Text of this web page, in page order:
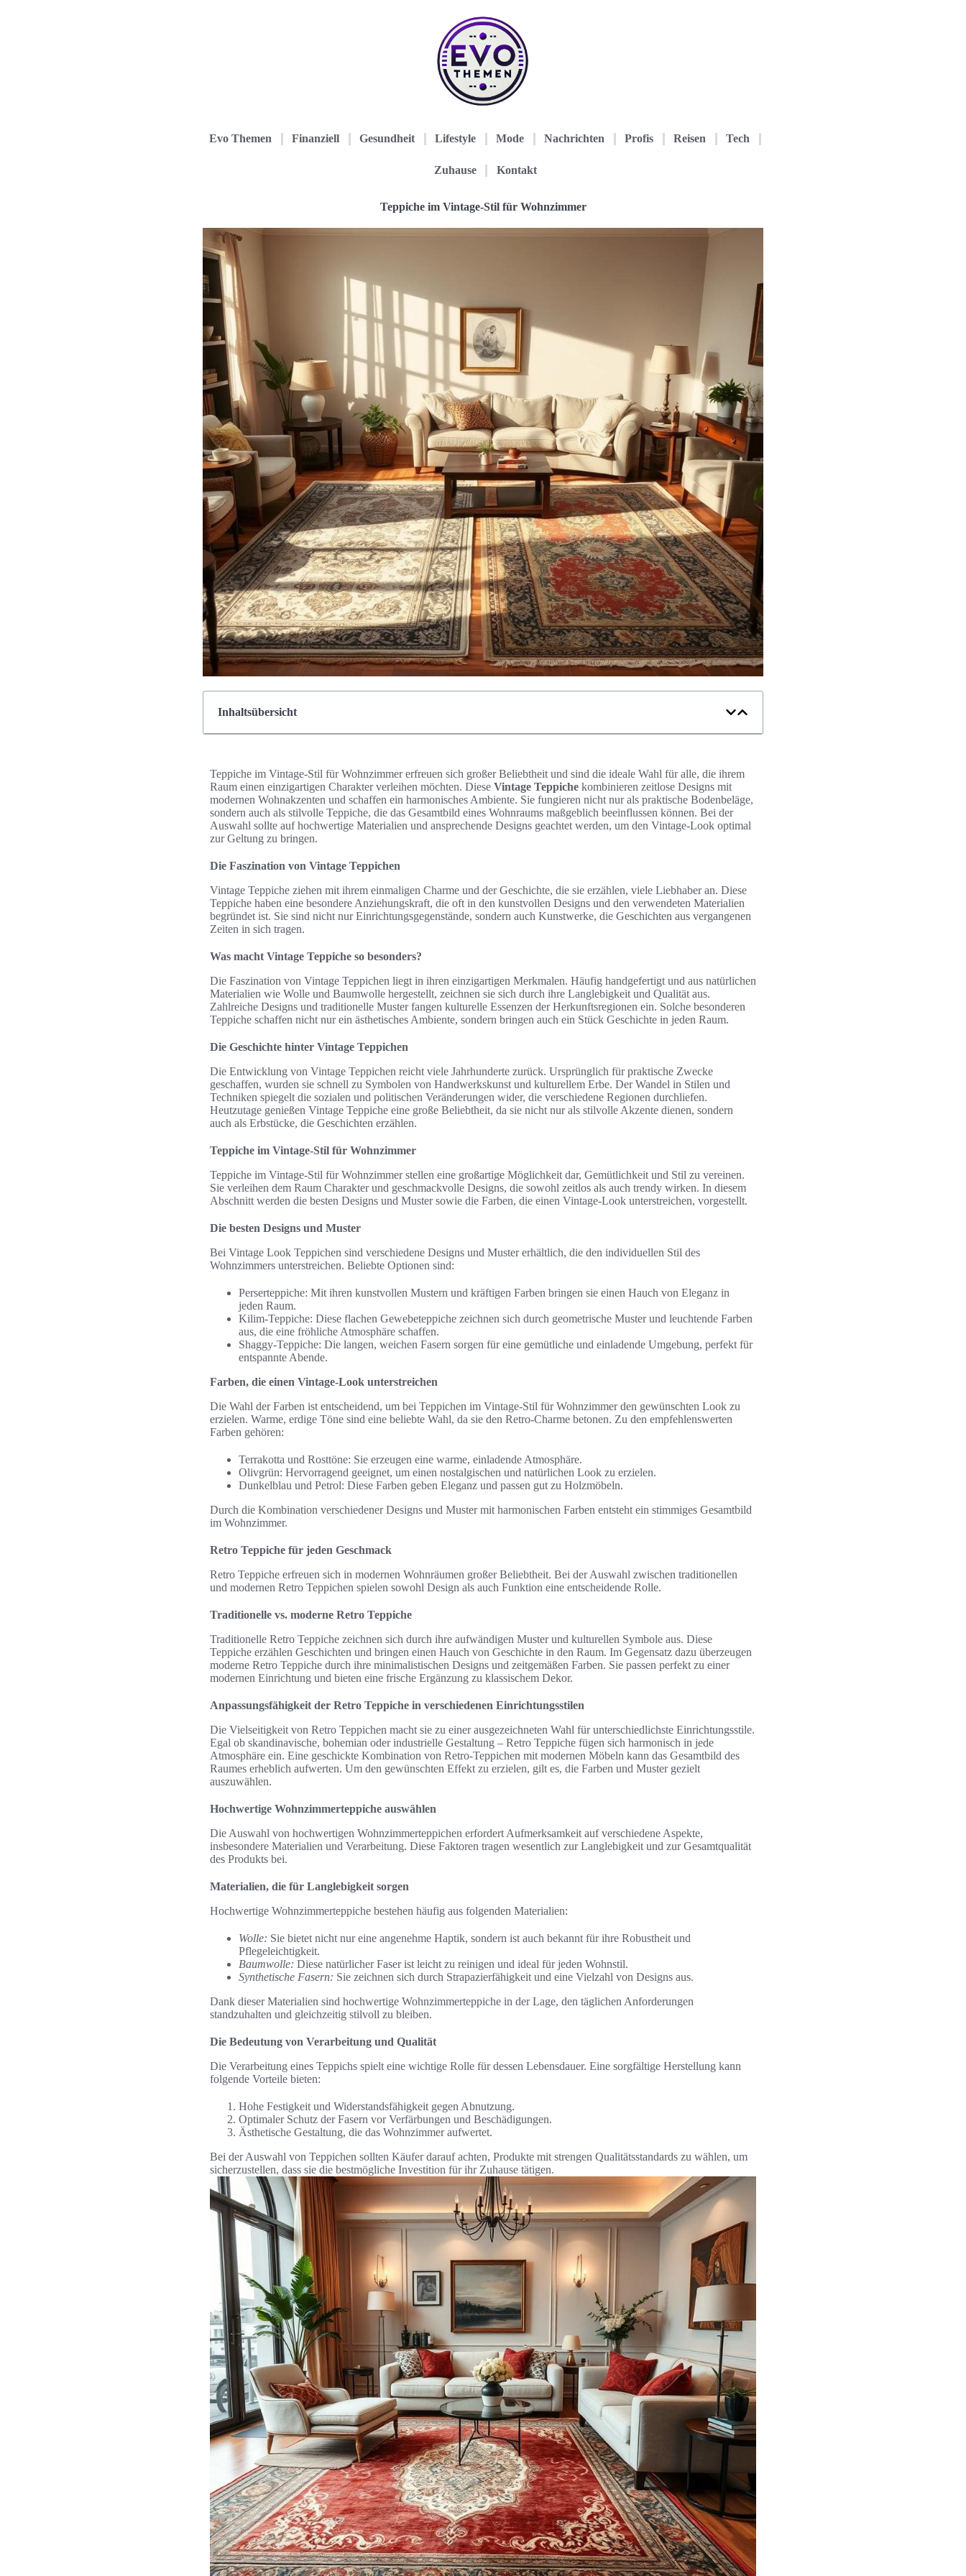
Evo Themen Finanziell Gesundheit Lifestyle Mode Nachrichten Profis Reisen Tech
Zuhause Kontakt
Teppiche im Vintage-Stil für Wohnzimmer
Inhaltsübersicht
Teppiche im Vintage-Stil für Wohnzimmer erfreuen sich großer Beliebtheit und sind die ideale Wahl für alle, die ihrem
Raum einen einzigartigen Charakter verleihen möchten. Diese Vintage Teppiche kombinieren zeitlose Designs mit
modernen Wohnakzenten und schaffen ein harmonisches Ambiente. Sie fungieren nicht nur als praktische Bodenbeläge,
sondern auch als stilvolle Teppiche, die das Gesamtbild eines Wohnraums maßgeblich beeinflussen können. Bei der
Auswahl sollte auf hochwertige Materialien und ansprechende Designs geachtet werden, um den Vintage-Look optimal
zur Geltung zu bringen.
Die Faszination von Vintage Teppichen
Vintage Teppiche ziehen mit ihrem einmaligen Charme und der Geschichte, die sie erzählen, viele Liebhaber an. Diese
Teppiche haben eine besondere Anziehungskraft, die oft in den kunstvollen Designs und den verwendeten Materialien
begründet ist. Sie sind nicht nur Einrichtungsgegenstände, sondern auch Kunstwerke, die Geschichten aus vergangenen
Zeiten in sich tragen.
Was macht Vintage Teppiche so besonders?
Die Faszination von Vintage Teppichen liegt in ihren einzigartigen Merkmalen. Häufig handgefertigt und aus natürlichen
Materialien wie Wolle und Baumwolle hergestellt, zeichnen sie sich durch ihre Langlebigkeit und Qualität aus.
Zahlreiche Designs und traditionelle Muster fangen kulturelle Essenzen der Herkunftsregionen ein. Solche besonderen
Teppiche schaffen nicht nur ein ästhetisches Ambiente, sondern bringen auch ein Stück Geschichte in jeden Raum.
Die Geschichte hinter Vintage Teppichen
Die Entwicklung von Vintage Teppichen reicht viele Jahrhunderte zurück. Ursprünglich für praktische Zwecke
geschaffen, wurden sie schnell zu Symbolen von Handwerkskunst und kulturellem Erbe. Der Wandel in Stilen und
Techniken spiegelt die sozialen und politischen Veränderungen wider, die verschiedene Regionen durchliefen.
Heutzutage genießen Vintage Teppiche eine große Beliebtheit, da sie nicht nur als stilvolle Akzente dienen, sondern
auch als Erbstücke, die Geschichten erzählen.
Teppiche im Vintage-Stil für Wohnzimmer
Teppiche im Vintage-Stil für Wohnzimmer stellen eine großartige Möglichkeit dar, Gemütlichkeit und Stil zu vereinen.
Sie verleihen dem Raum Charakter und geschmackvolle Designs, die sowohl zeitlos als auch trendy wirken. In diesem
Abschnitt werden die besten Designs und Muster sowie die Farben, die einen Vintage-Look unterstreichen, vorgestellt.
Die besten Designs und Muster
Bei Vintage Look Teppichen sind verschiedene Designs und Muster erhältlich, die den individuellen Stil des
Wohnzimmers unterstreichen. Beliebte Optionen sind:
Perserteppiche: Mit ihren kunstvollen Mustern und kräftigen Farben bringen sie einen Hauch von Eleganz in
jeden Raum.
Kilim-Teppiche: Diese flachen Gewebeteppiche zeichnen sich durch geometrische Muster und leuchtende Farben
aus, die eine fröhliche Atmosphäre schaffen.
Shaggy-Teppiche: Die langen, weichen Fasern sorgen für eine gemütliche und einladende Umgebung, perfekt für
entspannte Abende.
Farben, die einen Vintage-Look unterstreichen
Die Wahl der Farben ist entscheidend, um bei Teppichen im Vintage-Stil für Wohnzimmer den gewünschten Look zu
erzielen. Warme, erdige Töne sind eine beliebte Wahl, da sie den Retro-Charme betonen. Zu den empfehlenswerten
Farben gehören:
Terrakotta und Rosttöne: Sie erzeugen eine warme, einladende Atmosphäre.
Olivgrün: Hervorragend geeignet, um einen nostalgischen und natürlichen Look zu erzielen.
Dunkelblau und Petrol: Diese Farben geben Eleganz und passen gut zu Holzmöbeln.
Durch die Kombination verschiedener Designs und Muster mit harmonischen Farben entsteht ein stimmiges Gesamtbild
im Wohnzimmer.
Retro Teppiche für jeden Geschmack
Retro Teppiche erfreuen sich in modernen Wohnräumen großer Beliebtheit. Bei der Auswahl zwischen traditionellen
und modernen Retro Teppichen spielen sowohl Design als auch Funktion eine entscheidende Rolle.
Traditionelle vs. moderne Retro Teppiche
Traditionelle Retro Teppiche zeichnen sich durch ihre aufwändigen Muster und kulturellen Symbole aus. Diese
Teppiche erzählen Geschichten und bringen einen Hauch von Geschichte in den Raum. Im Gegensatz dazu überzeugen
moderne Retro Teppiche durch ihre minimalistischen Designs und zeitgemäßen Farben. Sie passen perfekt zu einer
modernen Einrichtung und bieten eine frische Ergänzung zu klassischem Dekor.
Anpassungsfähigkeit der Retro Teppiche in verschiedenen Einrichtungsstilen
Die Vielseitigkeit von Retro Teppichen macht sie zu einer ausgezeichneten Wahl für unterschiedlichste Einrichtungsstile.
Egal ob skandinavische, bohemian oder industrielle Gestaltung – Retro Teppiche fügen sich harmonisch in jede
Atmosphäre ein. Eine geschickte Kombination von Retro-Teppichen mit modernen Möbeln kann das Gesamtbild des
Raumes erheblich aufwerten. Um den gewünschten Effekt zu erzielen, gilt es, die Farben und Muster gezielt
auszuwählen.
Hochwertige Wohnzimmerteppiche auswählen
Die Auswahl von hochwertigen Wohnzimmerteppichen erfordert Aufmerksamkeit auf verschiedene Aspekte,
insbesondere Materialien und Verarbeitung. Diese Faktoren tragen wesentlich zur Langlebigkeit und zur Gesamtqualität
des Produkts bei.
Materialien, die für Langlebigkeit sorgen
Hochwertige Wohnzimmerteppiche bestehen häufig aus folgenden Materialien:
Wolle: Sie bietet nicht nur eine angenehme Haptik, sondern ist auch bekannt für ihre Robustheit und
Pflegeleichtigkeit.
Baumwolle: Diese natürlicher Faser ist leicht zu reinigen und ideal für jeden Wohnstil.
Synthetische Fasern: Sie zeichnen sich durch Strapazierfähigkeit und eine Vielzahl von Designs aus.
Dank dieser Materialien sind hochwertige Wohnzimmerteppiche in der Lage, den täglichen Anforderungen
standzuhalten und gleichzeitig stilvoll zu bleiben.
Die Bedeutung von Verarbeitung und Qualität
Die Verarbeitung eines Teppichs spielt eine wichtige Rolle für dessen Lebensdauer. Eine sorgfältige Herstellung kann
folgende Vorteile bieten:
Hohe Festigkeit und Widerstandsfähigkeit gegen Abnutzung.
Optimaler Schutz der Fasern vor Verfärbungen und Beschädigungen.
Ästhetische Gestaltung, die das Wohnzimmer aufwertet.
Bei der Auswahl von Teppichen sollten Käufer darauf achten, Produkte mit strengen Qualitätsstandards zu wählen, um
sicherzustellen, dass sie die bestmögliche Investition für ihr Zuhause tätigen.